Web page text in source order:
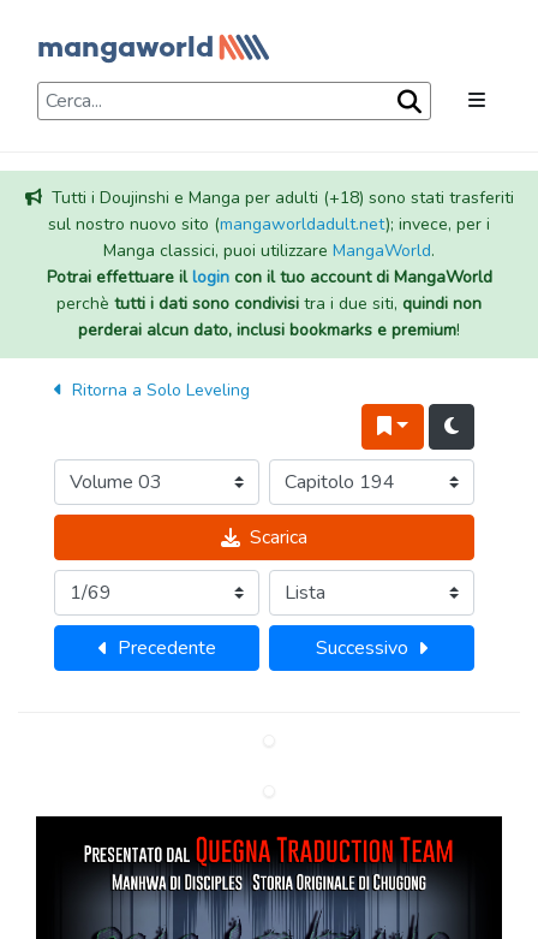
Tutti i Doujinshi e Manga per adulti (+18) sono stati trasferiti
sul nostro nuovo sito (mangaworldadult.net); invece, per i
Manga classici, puoi utilizzare MangaWorld.
Potrai effettuare illogincon il tuo account di MangaWorld
perchè tutti i dati sono condivisi tra i due siti, quindi non
perderai alcun dato, inclusi bookmarks e premium!
Ritorna a Solo Leveling
Scarica
Precedente Successivo